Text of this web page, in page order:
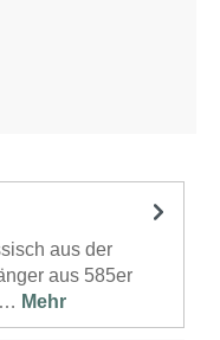
aus der
aus 585er
Mehr